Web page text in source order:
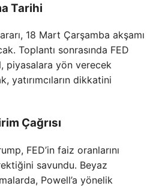
Tarihi
18 Mart Çarşamba akşamı
Toplantı sonrasında FED
piyasalara yön verecek
yatırımcıların dikkatini
Çağrısı
FED’in faiz oranlarını
savundu. Beyaz
Powell’a yönelik